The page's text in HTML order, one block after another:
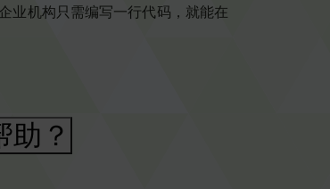
业机构只需编写一行代码，就能在
？